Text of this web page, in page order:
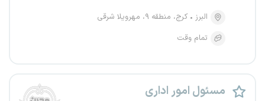
البرز
کرج، منطقه ۹، مهرویلا شرقی
تمام وقت
مسئول امور اداری